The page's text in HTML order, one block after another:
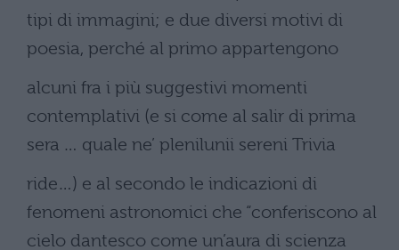
tipi di immagini; e due diversi motivi di
poesia, perché al primo appartengono
alcuni fra i più suggestivi momenti
contemplativi (e si come al salir di prima
sera … quale ne’ plenilunii sereni Trivia
ride…) e al secondo le indicazioni di
fenomeni astronomici che “conferiscono al
cielo dantesco come un’aura di scienza